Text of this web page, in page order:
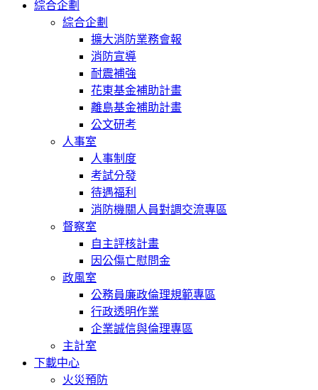
綜合企劃
綜合企劃
擴大消防業務會報
消防宣導
耐震補強
花東基金補助計畫
離島基金補助計畫
公文研考
人事室
人事制度
考試分發
待遇福利
消防機關人員對調交流專區
督察室
自主評核計畫
因公傷亡慰問金
政風室
公務員廉政倫理規範專區
行政透明作業
企業誠信與倫理專區
主計室
下載中心
火災預防